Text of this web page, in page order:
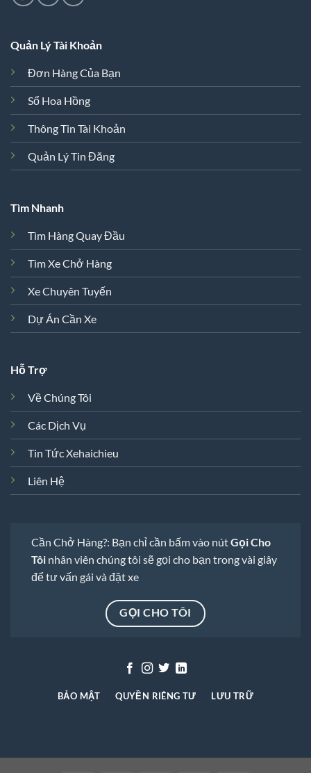
Quản Lý Tài Khoản
Đơn Hàng Của Bạn
Sổ Hoa Hồng
Thông Tin Tài Khoản
Quản Lý Tin Đăng
Tìm Nhanh
Tìm Hàng Quay Đầu
Tìm Xe Chở Hàng
Xe Chuyên Tuyến
Dự Án Cần Xe
Hỗ Trợ
Về Chúng Tôi
Các Dịch Vụ
Tin Tức Xehaichieu
Liên Hệ
Cần Chở Hàng?: Bạn chỉ cần bấm vào nútGọi Cho
Tôi nhân viên chúng tôi sẽ gọi cho bạn trong vài giây
để tư vấn gái và đặt xe
GỌI CHO TÔI
BẢO MẬT QUYỀN RIÊNG TƯ LƯU TRỮ